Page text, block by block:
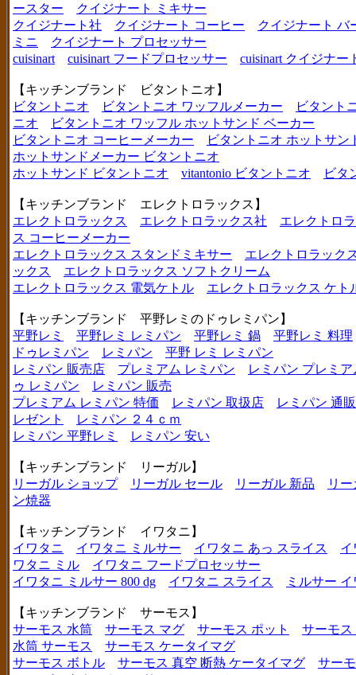
ースター
クイジナート ミキサー
クイジナート社
クイジナート コーヒー
クイジナート バ
ミニ
クイジナート プロセッサー
cuisinart
cuisinart フードプロセッサー cuisinart クイジナー
【キッチンブランド ビタントニオ】
ビタントニオ
ビタントニオ ワッフルメーカー
ビタント
ニオ
ビタントニオ ワッフル ホットサンド ベーカー
ビタントニオ コーヒーメーカー
ビタントニオ ホットサン
ホットサンドメーカー ビタントニオ
ホットサンド ビタントニオ
vitantonio ビタントニオ ビタ
【キッチンブランド エレクトロラックス】
エレクトロラックス
エレクトロラックス社
エレクトロ
ス コーヒーメーカー
エレクトロラックス スタンドミキサー
エレクトロラック
ックス
エレクトロラックス ソフトクリーム
エレクトロラックス 電気ケトル
エレクトロラックス ケト
【キッチンブランド 平野レミのドゥレミパン】
平野レミ
平野レミ レミパン 平野レミ 鍋
平野レミ 料理
ドゥレミパン
レミパン
平野 レミ レミパン
レミパン 販売店
プレミアム レミパン
レミパン プレミア
ゥ レミパン
レミパン 販売
プレミアム レミパン 特価
レミパン 取扱店
レミパン 通販
レゼント
レミパン ２４ｃｍ
レミパン 平野レミ
レミパン 安い
【キッチンブランド リーガル】
リーガル ショップ
リーガル セール リーガル 新品
リ
ン焼器
【キッチンブランド イワタニ】
イワタニ
イワタニ ミルサー イワタニ あっ スライス
イ
ワタニ ミル
イワタニ フードプロセッサー
イワタニ ミルサー 800 dg
イワタニ スライス ミルサー
【キッチンブランド サーモス】
サーモス 水筒
サーモス マグ サーモス ポット
サーモス
水筒 サーモス
サーモス ケータイマグ
サーモス ボトル
サーモス 真空 断熱 ケータイマグ
サー